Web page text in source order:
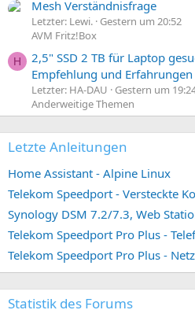
Mesh Verständnisfrage
Letzter: Lewi. Gestern um 20:52
AVM Fritz!Box
H
2,5" SSD 2 TB für Laptop
Empfehlung und
Letzter: HA-DAU
Gestern um
Anderweitige Themen
Letzte Anleitungen
Home Assistant - Alpine Linux
Telekom Speedport - Versteckte
Telekom Speedport Pro Plus -
Telekom Speedport Pro Plus -
Statistik des Forums